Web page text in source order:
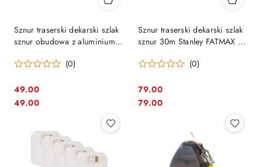
Sznur traserski dekarski szlak
sznur obudowa z aluminium
(0)
Cena:
49.00
Cena:
49.00
Sznur traserski dekarski szlak
sznur 30m Stanley FATMAX 0-
(0)
Cena:
79.00
Cena:
79.00